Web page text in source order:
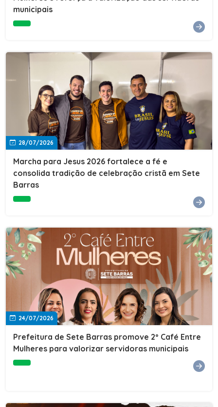
Cultura, Esporte e Lazer, Paulo Thomas, prestigiou os
compromisso da nossa gestão com a inclusão,
oferecendo a jovens e adultos a oportunidade de
concluir seus estudos e construir um futuro melhor.
Cada certificado entregue simboliza esforço,
determinação e a certeza de que investir em educação
é investir no desenvolvimento de Sete Barras."A
Prefeitura de Sete Barras também agradeceu ao SESI,
parceiro fundamental na retomada e ampliação da
Educação de Jovens e Adultos, aos professores, à
equipe da Secretaria Municipal de Educação e a todos
os profissionais que contribuíram para que esse
importante projeto voltasse a transformar a vida de
municipais
28/07/2026
Marcha para Jesus 2026 fortalece a fé e
consolida tradição de celebração cristã em Sete
Barras
24/07/2026
Prefeitura de Sete Barras promove 2º Café Entre
Mulheres para valorizar servidoras municipais